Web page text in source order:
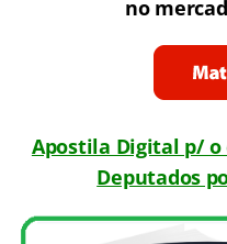
no
Apostila Digital p/ o
Deputados